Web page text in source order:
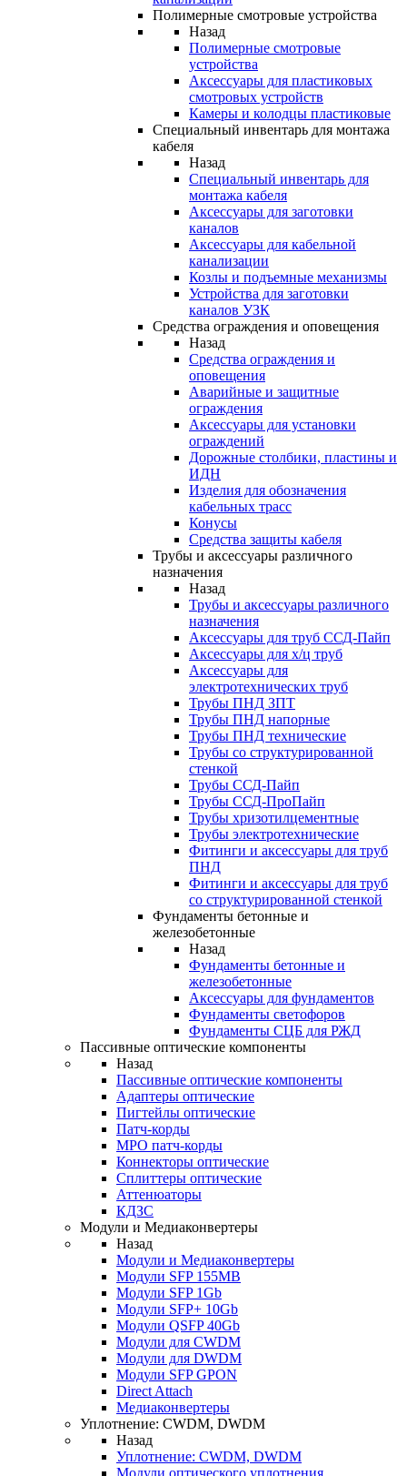
Полимерные смотровые устройства
Назад
Полимерные смотровые
устройства
Аксессуары для пластиковых
смотровых устройств
Камеры и колодцы пластиковые
Специальный инвентарь для монтажа
кабеля
Назад
Специальный инвентарь для
монтажа кабеля
Аксессуары для заготовки
каналов
Аксессуары для кабельной
канализации
Козлы и подъемные механизмы
Устройства для заготовки
каналов УЗК
Средства ограждения и оповещения
Назад
Средства ограждения и
оповещения
Аварийные и защитные
ограждения
Аксессуары для установки
ограждений
Дорожные столбики, пластины и
ИДН
Изделия для обозначения
кабельных трасс
Конусы
Средства защиты кабеля
Трубы и аксессуары различного
назначения
Назад
Трубы и аксессуары различного
назначения
Аксессуары для труб ССД-Пайп
Аксессуары для х/ц труб
Аксессуары для
электротехнических труб
Трубы ПНД ЗПТ
Трубы ПНД напорные
Трубы ПНД технические
Трубы со структурированной
стенкой
Трубы ССД-Пайп
Трубы ССД-ПроПайп
Трубы хризотилцементные
Трубы электротехнические
Фитинги и аксессуары для труб
ПНД
Фитинги и аксессуары для труб
со структурированной стенкой
Фундаменты бетонные и
железобетонные
Назад
Фундаменты бетонные и
железобетонные
Аксессуары для фундаментов
Фундаменты светофоров
Фундаменты СЦБ для РЖД
Пассивные оптические компоненты
Назад
Пассивные оптические компоненты
Адаптеры оптические
Пигтейлы оптические
Патч-корды
MPO патч-корды
Коннекторы оптические
Сплиттеры оптические
Аттенюаторы
КДЗС
Модули и Медиаконвертеры
Назад
Модули и Медиаконвертеры
Модули SFP 155MB
Модули SFP 1Gb
Модули SFP+ 10Gb
Модули QSFP 40Gb
Модули для CWDM
Модули для DWDM
Модули SFP GPON
Direct Attach
Медиаконвертеры
Уплотнение: CWDM, DWDM
Назад
Уплотнение: CWDM, DWDM
Модули оптического уплотнения